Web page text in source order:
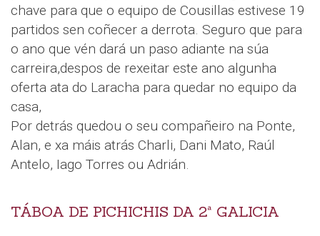
chave para que o equipo de Cousillas estivese 19
partidos sen coñecer a derrota. Seguro que para
o ano que vén dará un paso adiante na súa
carreira,despos de rexeitar este ano algunha
oferta ata do Laracha para quedar no equipo da
casa,
Por detrás quedou o seu compañeiro na Ponte,
Alan, e xa máis atrás Charli, Dani Mato, Raúl
Antelo, Iago Torres ou Adrián.
TÁBOA DE PICHICHIS DA 2ª GALICIA